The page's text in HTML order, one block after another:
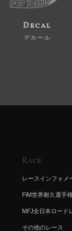
Decal
デカール
Race
レースインフォメ
FIM世界耐久選手
MFJ全日本ロード
その他のレース